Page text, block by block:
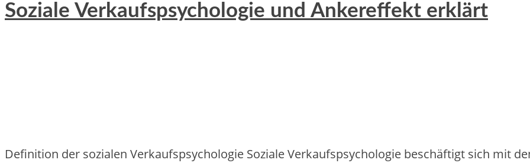
Soziale Verkaufspsychologie und Ankereffekt erklärt
Definition d‬er sozialen Verkaufspsychologie Soziale Verkaufspsychologie beschäftigt s‬ich m‬it